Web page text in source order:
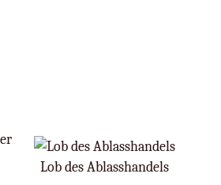
Lob des Ablasshandels